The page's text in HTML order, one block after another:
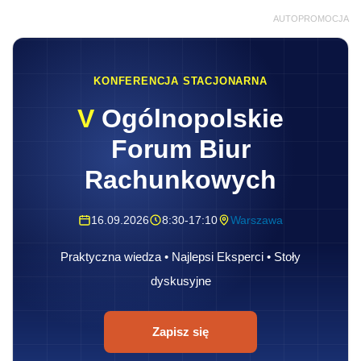
AUTOPROMOCJA
KONFERENCJA STACJONARNA
V Ogólnopolskie
Forum Biur
Rachunkowych
16.09.2026 8:30-17:10 Warszawa
Praktyczna wiedza • Najlepsi Eksperci • Stoły
dyskusyjne
Zapisz się